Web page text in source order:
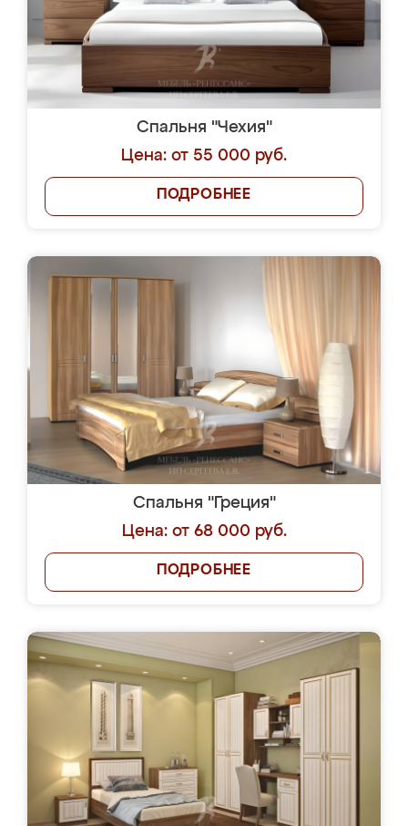
Спальня "Чехия"
Цена: от 55 000 руб.
ПОДРОБНЕЕ
Спальня "Греция"
Цена: от 68 000 руб.
ПОДРОБНЕЕ